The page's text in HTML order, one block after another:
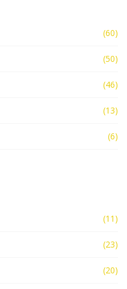
(60)
(50)
(46)
(13)
(6)
(11)
(23)
(20)